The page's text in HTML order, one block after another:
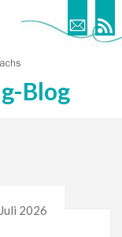
Blog
2026